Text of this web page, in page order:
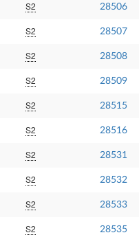
S2 28506
S2 28507
S2 28508
S2 28509
S2 28515
S2 28516
S2 28531
S2 28532
S2 28533
S2 28535